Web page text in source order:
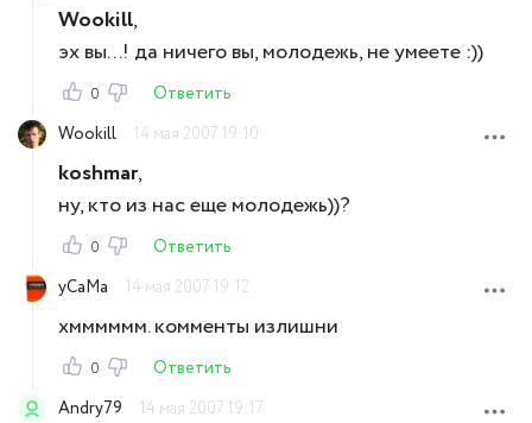
Wookill,
эх вы...! да ничего вы, молодежь, не умеете :))
0
Ответить
Wookill
14 мая 2007 19:10
koshmar,
ну, кто из нас еще молодежь))?
0
Ответить
yCaMa
14 мая 2007 19:12
хмммммм. комменты излишни
0
Ответить
Andry79
14 мая 2007 19:17